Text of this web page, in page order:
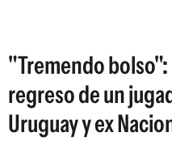
"Tremendo bolso":
regreso de un
Uruguay y ex